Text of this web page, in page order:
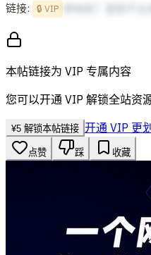
链接: 🔒 VIP
本帖链接为 VIP 专属内容
您可以开通 VIP 解锁全站资
¥5 解锁本帖链接 开通 VIP 更
点赞 踩 收藏